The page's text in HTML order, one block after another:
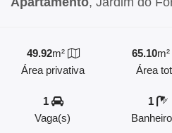
49.92m²
Área privativa
65.10
Área
1
Vaga(s)
1